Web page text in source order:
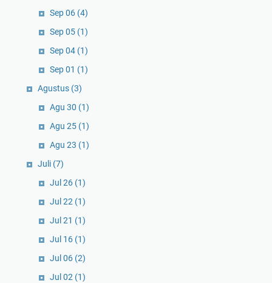
Sep 06 (4)
Sep 05 (1)
Sep 04 (1)
Sep 01 (1)
Agustus (3)
Agu 30 (1)
Agu 25 (1)
Agu 23 (1)
Juli (7)
Jul 26 (1)
Jul 22 (1)
Jul 21 (1)
Jul 16 (1)
Jul 06 (2)
Jul 02 (1)